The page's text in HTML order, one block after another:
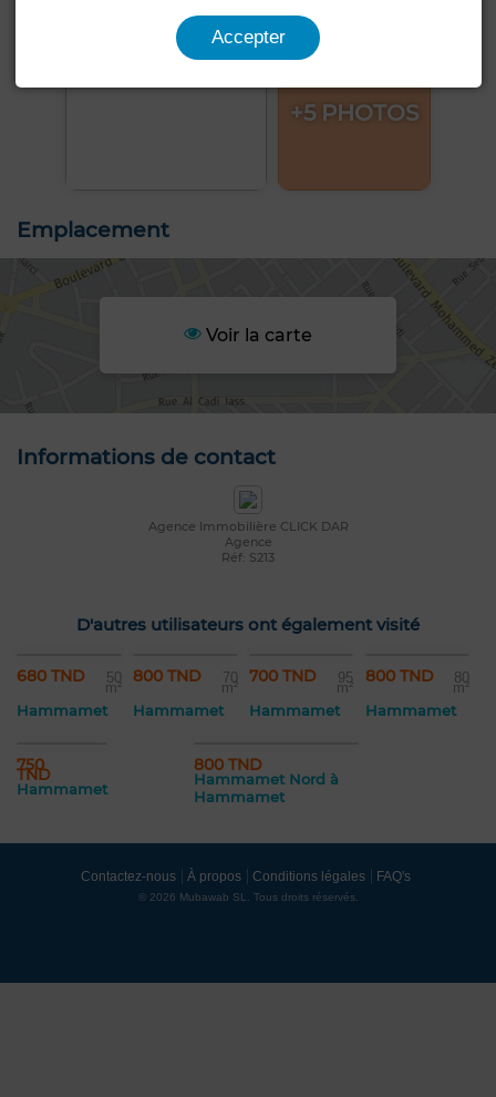
+5 PHOTOS
Emplacement
Voir la carte
Informations de contact
Agence Immobilière CLICK DAR
Agence
Réf: S213
D'autres utilisateurs ont également visité
680 TND 50
m²
Hammamet
800 TND 70
m²
Hammamet
700 TND 95
m²
Hammamet
800 TND 80
m²
Hammamet
750
TND
Hammamet
800 TND
Hammamet Nord à
Hammamet
Contactez-nous À propos Conditions légales FAQ's
© 2026 Mubawab SL. Tous droits réservés.
Accepter